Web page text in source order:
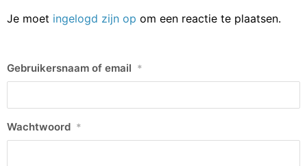
Je moet ingelogd zijn op om een reactie te plaatsen.
Gebruikersnaam of email *
Wachtwoord *